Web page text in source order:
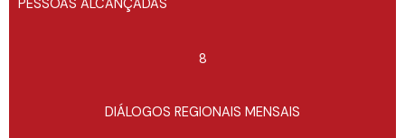
PESSOAS ALCANÇADAS
8
DIÁLOGOS REGIONAIS MENSAIS